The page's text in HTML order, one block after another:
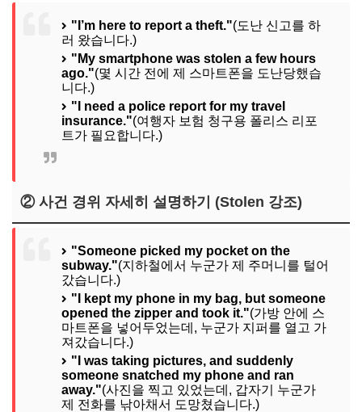
"I’m here to report a theft."(도난 신고를 하
러 왔습니다.)
"My smartphone was stolen a few hours
ago."(몇 시간 전에 제 스마트폰을 도난당했습
니다.)
"I need a police report for my travel
insurance."(여행자 보험 청구용 폴리스 리포
트가 필요합니다.)
② 사건 경위 자세히 설명하기 (Stolen 강조)
"Someone picked my pocket on the
subway."(지하철에서 누군가 제 주머니를 털어
갔습니다.)
"I kept my phone in my bag, but someone
opened the zipper and took it."(가방 안에 스
마트폰을 넣어두었는데, 누군가 지퍼를 열고 가
져갔습니다.)
"I was taking pictures, and suddenly
someone snatched my phone and ran
away."(사진을 찍고 있었는데, 갑자기 누군가
제 전화를 낚아채서 도망쳤습니다.)